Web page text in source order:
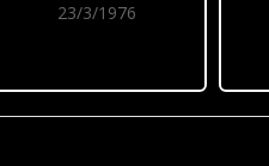
23/3/1976